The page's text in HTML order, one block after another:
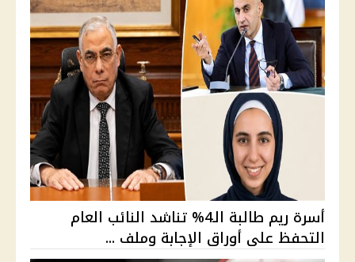
أسرة ريم طالبة الـ4% تناشد النائب العام
التحفظ على أوراق الإجابة وملف ...